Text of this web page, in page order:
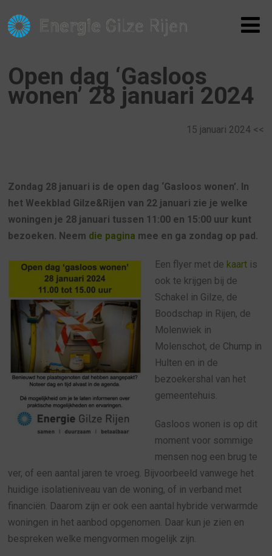
Open dag ‘Gasloos
wonen’ 28 januari 2024
15 januari 2024 <<
Zondag 28 januari is de open dag ‘Gasloos wonen’. In
het Weekblad Gilze&Rijen van 22 januari zie je welke
woningen je 28 januari tussen 11:00 en 15:00 uur kunt
bezoeken. Neem die pagina mee en ga zondag op pad.
Een flyer met dekaart is
ook te krijgen bij de
Schakel in Gilze, de
Boodschap in Rijen, de
Molenwiek in
Molenschot, de Chump in
Hulten en in de
bezoekershal van het
gemeentehuis.
Gasloos wonen is op dit
moment voor sommige
mensen nog een brug te
ver, of een aantal jaren te vroeg. Bijvoorbeeld vanwege het
huidige isolatieniveau van de woning, of in verband met
financiën. Daarom zijn er ook een aantal hybride verwarmde
woningen in het aanbod opgenomen. Daar kun je zien en
bespreken welke mengvormen mogelijk zijn.